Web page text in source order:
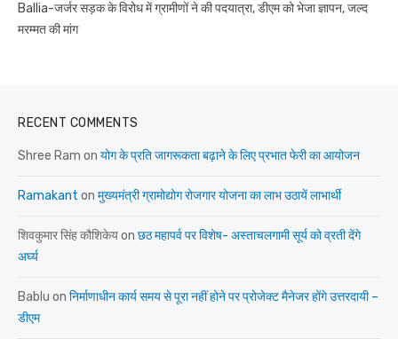
Ballia-जर्जर सड़क के विरोध में ग्रामीणों ने की पदयात्रा, डीएम को भेजा ज्ञापन, जल्द
मरम्मत की मांग
RECENT COMMENTS
Shree Ram on योग के प्रति जागरूकता बढ़ाने के लिए प्रभात फेरी का आयोजन
Ramakant on मुख्यमंत्री ग्रामोद्योग रोजगार योजना का लाभ उठायें लाभार्थी
शिवकुमार सिंह कौशिकेयon छठ महापर्व पर विशेष- अस्ताचलगामी सूर्य को व्रती देंगे
अर्घ्य
Bablu on निर्माणाधीन कार्य समय से पूरा नहीं होने पर प्रोजेक्ट मैनेजर होंगे उत्तरदायी –
डीएम